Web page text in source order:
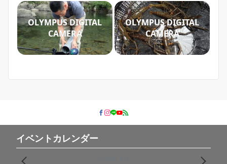
OLYMPUS DIGITAL
CAMERA
OLYMPUS DIGITAL
CAMERA
イベントカレンダー